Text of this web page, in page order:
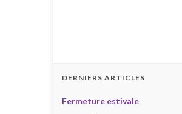
DERNIERS ARTICLES
Fermeture estivale